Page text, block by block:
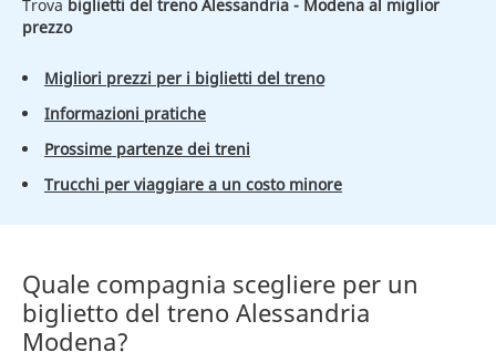
Trova biglietti del treno Alessandria - Modena al miglior
prezzo
Migliori prezzi per i biglietti del treno
Informazioni pratiche
Prossime partenze dei treni
Trucchi per viaggiare a un costo minore
Quale compagnia scegliere per un
biglietto del treno Alessandria
Modena?